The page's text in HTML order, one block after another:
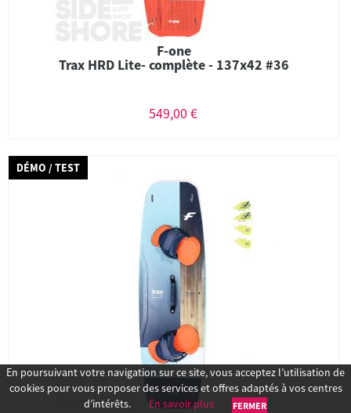
F-one
Trax HRD Lite- complète - 137x42 #36
549,00 €
DÉMO / TEST
En poursuivant votre navigation sur ce site, vous acceptez l’utilisation de
cookies pour vous proposer des services et offres adaptés à vos centres
d’intérêts.
En savoir plus FERMER